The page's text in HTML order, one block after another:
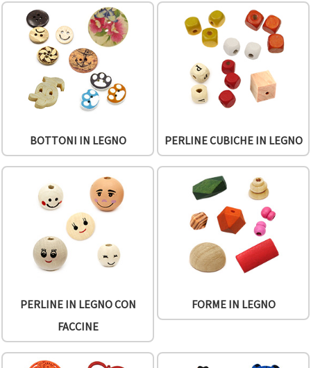
privacy.
Senza il tuo
consenso
verranno
impostati
tecnicamente
necessari.
https://www.em-
Accetta
Impostazioni
BOTTONI IN LEGNO PERLINE CUBICHE IN LEGNO
PERLINE IN LEGNO CON
FACCINE
FORME IN LEGNO